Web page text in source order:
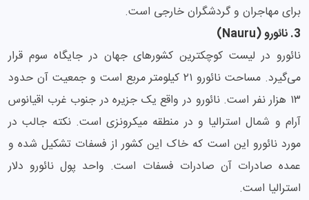
برای مهاجران و گردشگران خارجی است.
3. نائورو (Nauru)
نائورو در لیست کوچکترین کشورهای جهان در جایگاه سوم قرار
می‌گیرد. مساحت نائورو ۲۱ کیلومتر مربع است و جمعیت آن حدود
۱۳ هزار نفر است. نائورو در واقع یک جزیره در جنوب غرب اقیانوس
آرام و شمال استرالیا و در منطقه میکرونزی است. نکته جالب در
مورد نائورو این است که خاک این کشور از فسفات تشکیل شده و
عمده صادرات آن صادرات فسفات است. واحد پول نائورو دلار
استرالیا است.